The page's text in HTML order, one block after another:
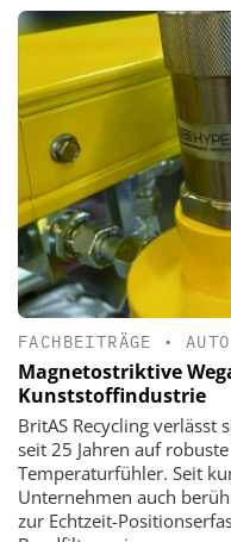
FACHBEITRÄGE •
Magnetostriktive
Kunststoffindustrie
BritAS Recycling verlässt
seit 25 Jahren auf
Temperaturfühler. Seit
Unternehmen auch
zur Echtzeit-